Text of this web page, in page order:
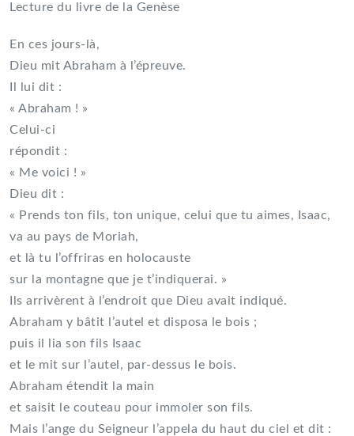
Lecture du livre de la Genèse
En ces jours-là,
Dieu mit Abraham à l’épreuve.
Il lui dit :
« Abraham ! »
Celui-ci
répondit :
« Me voici ! »
Dieu dit :
« Prends ton fils, ton unique, celui que tu aimes, Isaac,
va au pays de Moriah,
et là tu l’offriras en holocauste
sur la montagne que je t’indiquerai. »
Ils arrivèrent à l’endroit que Dieu avait indiqué.
Abraham y bâtit l’autel et disposa le bois ;
puis il lia son fils Isaac
et le mit sur l’autel, par-dessus le bois.
Abraham étendit la main
et saisit le couteau pour immoler son fils.
Mais l’ange du Seigneur l’appela du haut du ciel et dit :